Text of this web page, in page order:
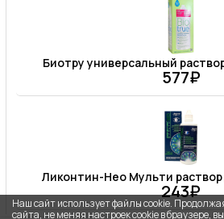
Биотру универсальный
577₽
Ликонтин-Нео Мульти
243₽
Наш сайт использует файлы cookie.
сайта, не меняя настроек cookie в браузере,